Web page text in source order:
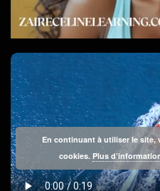
En continuant à utiliser le site,
cookies.Plus